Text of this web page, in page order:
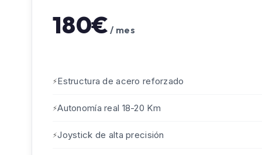
180€ / mes
Estructura de acero reforzado
Autonomía real 18-20 Km
Joystick de alta precisión